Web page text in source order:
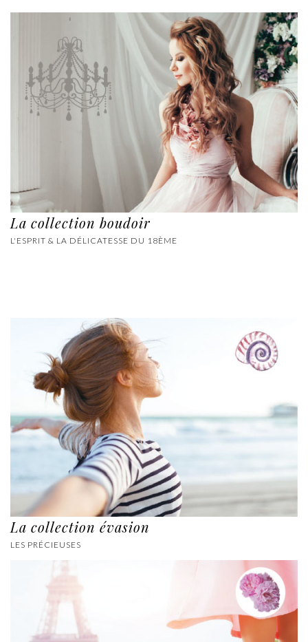
La collection boudoir
L'ESPRIT & LA DÉLICATESSE DU 18ÈME
La collection évasion
LES PRÉCIEUSES